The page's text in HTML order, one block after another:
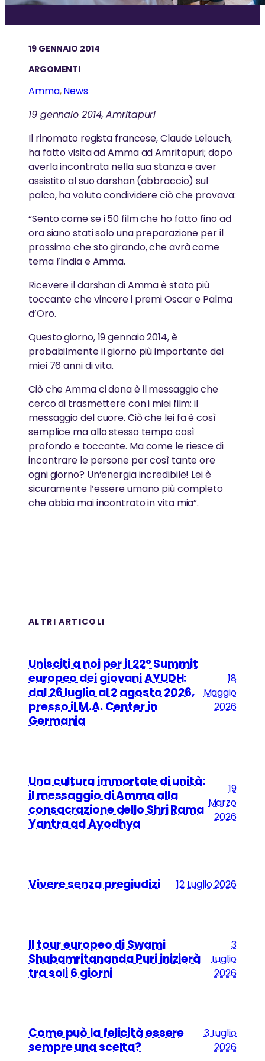
PREMI e RICONOSCIMENTI
per il suo lavoro e la sua saggezza
Una rete globale di organizzazioni non profit gestite
da volontari, guidate e ispirate da Amma
SAGGEZZA e PRATICHE SPIRITUALI
La spiritualità è la scienza che ci insegna come
vivere felici nel mondo
AMMA’S WAY – UN ABBRACCIO AL MONDO
Il film documentario di Anna Agnelli che racconta le
attività umanitarie di Amma
approfondire gli insegnamenti di Amma
“L’energia dell’amore puro è dentro di te; ha
solo bisogno di risvegliarsi.”
-Amma
AMMA IN ITALIA
LE VISITE DI SWAMI
Swami Shubamritananda Puri tiene regolarmente
conferenze e seminari
GREENFRIENDS
GreenFriends è un movimento internazionale che
promuove il rispetto per la natura
La prossima generazione di leader compassionevoli
ALTRO
Eventi
Contribuisci
News
19 GENNAIO 2014
ARGOMENTI
Amma, News
19 gennaio 2014, Amritapuri
Il rinomato regista francese, Claude Lelouch,
ha fatto visita ad Amma ad Amritapuri; dopo
averla incontrata nella sua stanza e aver
assistito al suo darshan (abbraccio) sul
palco, ha voluto condividere ciò che provava:
“Sento come se i 50 film che ho fatto fino ad
ora siano stati solo una preparazione per il
prossimo che sto girando, che avrà come
tema l’India e Amma.
Ricevere il darshan di Amma è stato più
toccante che vincere i premi Oscar e Palma
d’Oro.
Questo giorno, 19 gennaio 2014, è
probabilmente il giorno più importante dei
miei 76 anni di vita.
Ciò che Amma ci dona è il messaggio che
cerco di trasmettere con i miei film: il
messaggio del cuore. Ciò che lei fa è così
semplice ma allo stesso tempo così
profondo e toccante. Ma come le riesce di
incontrare le persone per così tante ore
ogni giorno? Un’energia incredibile! Lei è
sicuramente l’essere umano più completo
che abbia mai incontrato in vita mia”.
ALTRI ARTICOLI
Unisciti a noi per il 22° Summit
europeo dei giovani AYUDH:
dal 26 luglio al 2 agosto 2026,
presso il M.A. Center in
Germania
18
Maggio
2026
Una cultura immortale di unità:
il messaggio di Amma alla
consacrazione dello Shri Rama
Yantra ad Ayodhya
19
Marzo
2026
Vivere senza pregiudizi 12 Luglio 2026
Il tour europeo di Swami
Shubamritananda Puri inizierà
tra soli 6 giorni
3
Luglio
2026
Come può la felicità essere
sempre una scelta?
3 Luglio
2026